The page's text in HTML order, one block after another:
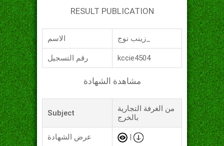
RESULT PUBLICATION
الاسم
رقم التسجيل kccie4504
مشاهدة الشهادة
Subject
من الغرفة التجارية
بالخرج
عرض الشهادة